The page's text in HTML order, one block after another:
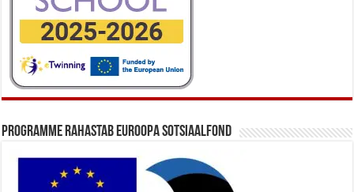
Programme rahastab Euroopa Sotsiaalfond